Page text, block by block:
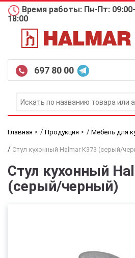
Время работы: Пн-Пт:
18:00
697 80 00
Главная / Продукция / Мебель для
/ Стул кухонный Halmar K373 (серый/
Стул кухонный
(серый/черный)